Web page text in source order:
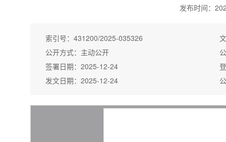
发布时间：
索引号： 431200/2025-035326
公开方式： 主动公开
签署日期： 2025-12-24
发文日期： 2025-12-24